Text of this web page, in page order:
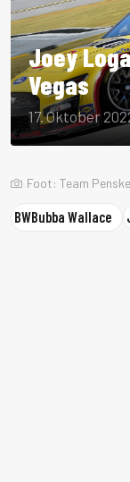
Joey
Vegas
17. Oktober
Foot: Team Penske
BWBubba Wallace